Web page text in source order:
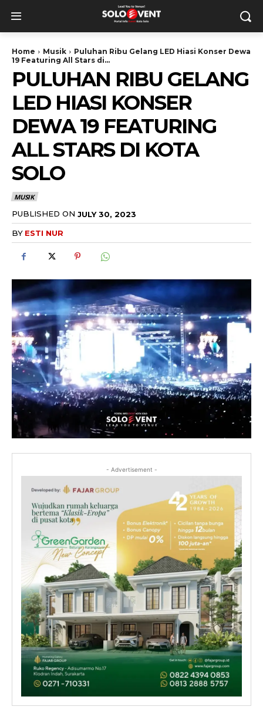
Home Musik
Puluhan Ribu Gelang LED Hiasi Konser Dewa
19 Featuring All Stars di...
PULUHAN RIBU GELANG
LED HIASI KONSER
DEWA 19 FEATURING
ALL STARS DI KOTA
SOLO
MUSIK
PUBLISHED ON JULY 30, 2023
BY ESTI NUR
- Advertisement -